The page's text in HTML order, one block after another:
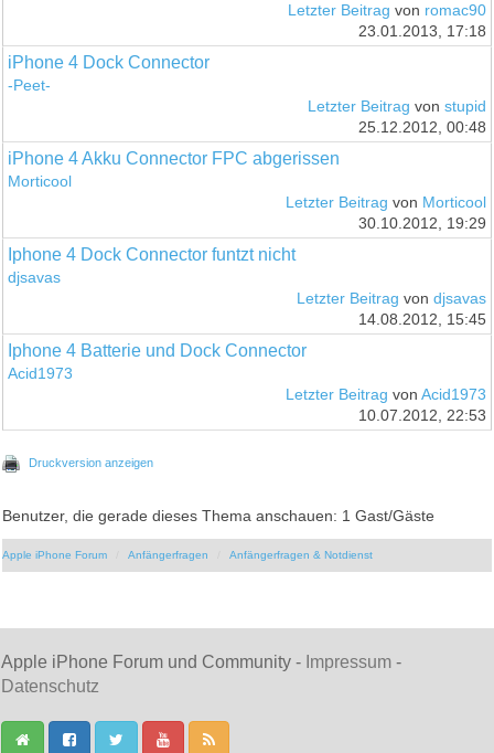
Letzter Beitrag von romac90
23.01.2013, 17:18
iPhone 4 Dock Connector
-Peet-
Letzter Beitrag von stupid
25.12.2012, 00:48
iPhone 4 Akku Connector FPC abgerissen
Morticool
Letzter Beitrag von Morticool
30.10.2012, 19:29
Iphone 4 Dock Connector funtzt nicht
djsavas
Letzter Beitrag von djsavas
14.08.2012, 15:45
Iphone 4 Batterie und Dock Connector
Acid1973
Letzter Beitrag von Acid1973
10.07.2012, 22:53
Druckversion anzeigen
Benutzer, die gerade dieses Thema anschauen: 1 Gast/Gäste
Apple iPhone Forum Anfängerfragen Anfängerfragen & Notdienst
Apple iPhone Forum und Community - Impressum -
Datenschutz